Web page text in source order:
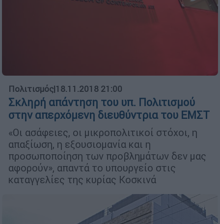
Πολιτισμός|18.11.2018 21:00
Σκληρή απάντηση του υπ. Πολιτισμού
στην απερχόμενη διευθύντρια του ΕΜΣΤ
«Οι ασάφειες, οι μικροπολιτικοί στόχοι, η
απαξίωση, η εξουσιομανία και η
προσωποποίηση των προβλημάτων δεν μας
αφορούν», απαντά το υπουργείο στις
καταγγελίες της κυρίας Κοσκινά